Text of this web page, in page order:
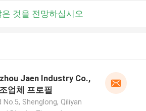
은 것을 전망하십시오
Jaen Industry Co.,
업체 프로필
No.5, Shenglong, Qiliyan